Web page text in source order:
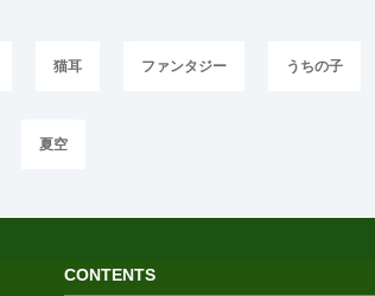
猫耳 ファンタジー うちの子
夏空
CONTENTS